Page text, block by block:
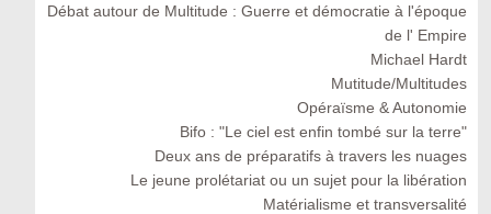
Débat autour de Multitude : Guerre et démocratie à l'époque
de l' Empire
Michael Hardt
Mutitude/Multitudes
Opéraïsme & Autonomie
Bifo : "Le ciel est enfin tombé sur la terre"
Deux ans de préparatifs à travers les nuages
Le jeune prolétariat ou un sujet pour la libération
Matérialisme et transversalité